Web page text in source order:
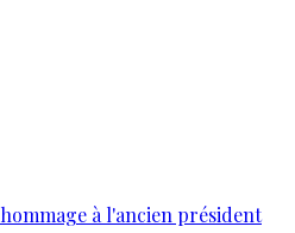
à l'ancien président